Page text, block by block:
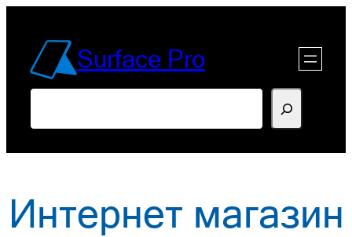
содержимомуSurface Pro
Интернет магазин